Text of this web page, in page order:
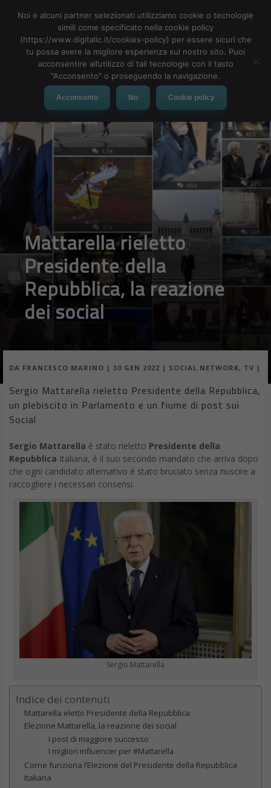
MENU
Mattarella rieletto
Presidente della
Repubblica, la reazione
dei social
DA FRANCESCO MARINO | 30 GEN 2022 | SOCIAL NETWORK, TV |
Sergio Mattarella rieletto Presidente della Repubblica,
un plebiscito in Parlamento e un fiume di post sui
Social
Sergio Mattarella è stato rieletto Presidente della
Repubblica Italiana, è il suo secondo mandato che arriva dopo
che ogni candidato alternativo è stato bruciato senza riuscire a
raccogliere i necessari consensi.
Sergio Mattarella
Indice dei contenuti
Mattarella eletto Presidente della Repubblica
Elezione Mattarella, la reazione dei social
I post di maggiore successo
I migliori influencer per #Mattarella
Come funziona l’Elezione del Presidente della Repubblica
Italiana
Noi e alcuni partner selezionati utilizziamo cookie o tecnologie
simili come specificato nella cookie policy
(https://www.digitalic.it/cookies-policy) per essere sicuri che
tu possa avere la migliore esperienza sul nostro sito. Puoi
acconsentire all’utilizzo di tali tecnologie con il tasto
"Acconsento" o proseguendo la navigazione.
Acconsento No Cookie policy